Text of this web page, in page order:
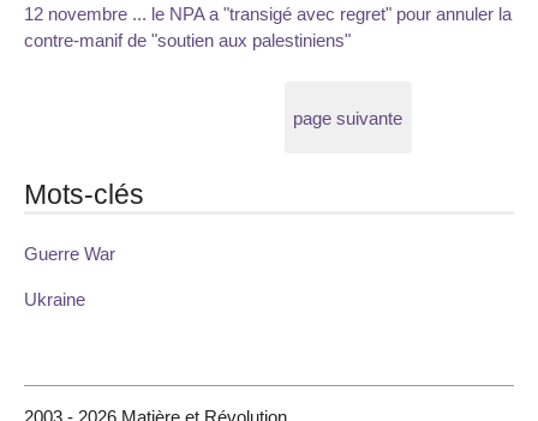
12 novembre ... le NPA a "transigé avec regret" pour annuler la
contre-manif de "soutien aux palestiniens"
page suivante
Mots-clés
Guerre War
Ukraine